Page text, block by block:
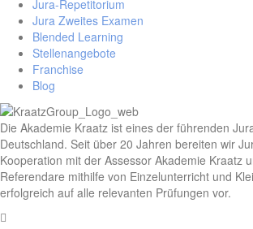
Jura-Repetitorium
Jura Zweites Examen
Blended Learning
Stellenangebote
Franchise
Blog
Die Akademie Kraatz ist eines der führenden
Deutschland. Seit über 20 Jahren bereiten wir
Kooperation mit der Assessor Akademie Kraatz
Referendare mithilfe von Einzelunterricht und
erfolgreich auf alle relevanten Prüfungen vor.